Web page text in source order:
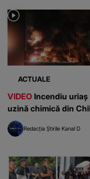
ACTUALE
VIDEO Incendiu uriaș
uzină chimică din
Redacția Știrile Kanal D